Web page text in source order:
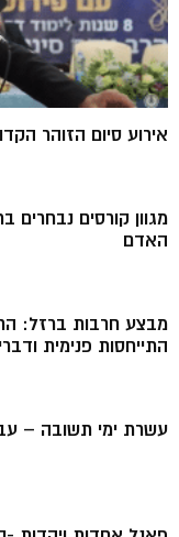
אירוע סיום הזוהר
מגוון קורסים
האדם
מבצע חרבות ברזל:
התייחסות פנימית
עשרת ימי תשובה –